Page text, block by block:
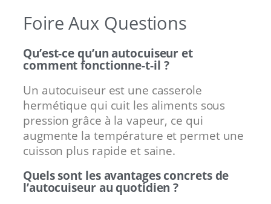
Foire Aux Questions
Qu’est-ce qu’un autocuiseur et
comment fonctionne-t-il ?
Un autocuiseur est une casserole
hermétique qui cuit les aliments sous
pression grâce à la vapeur, ce qui
augmente la température et permet une
cuisson plus rapide et saine.
Quels sont les avantages concrets de
l’autocuiseur au quotidien ?